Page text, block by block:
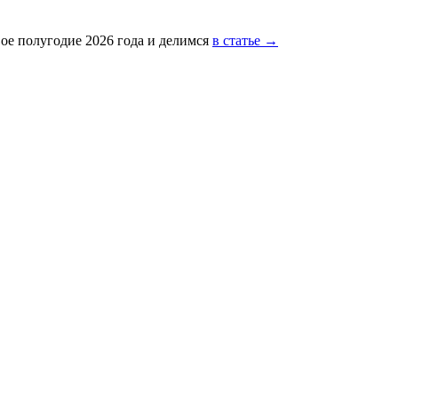
полугодие 2026 года и делимся в статье →